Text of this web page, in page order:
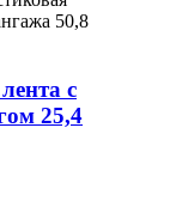
с
25,4